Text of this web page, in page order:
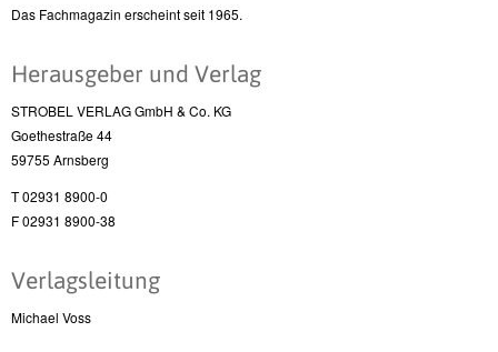
Das Fachmagazin erscheint seit 1965.
Herausgeber und Verlag
STROBEL VERLAG GmbH & Co. KG
Goethestraße 44
59755 Arnsberg
T 02931 8900-0
F 02931 8900-38
Verlagsleitung
Michael Voss